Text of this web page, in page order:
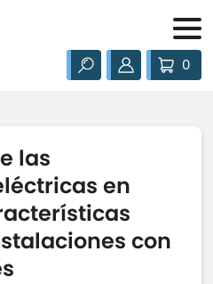
0
las
en
con